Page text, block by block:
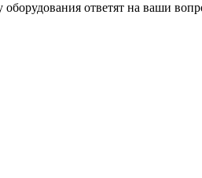
ответят на ваши